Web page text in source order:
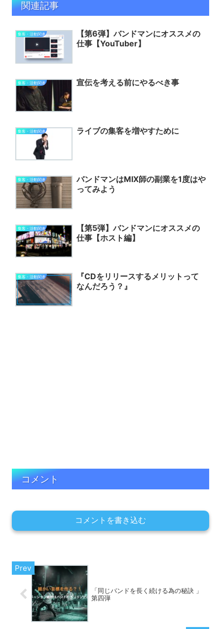
関連記事
集客・活動関連
【第6弾】バンドマンにオススメの
仕事【YouTuber】
集客・活動関連 宣伝を考える前にやるべき事
集客・活動関連 ライブの集客を増やすために
集客・活動関連
バンドマンはMIX師の副業を1度はや
ってみよう
集客・活動関連
【第5弾】バンドマンにオススメの
仕事【ホスト編】
集客・活動関連
『CDをリリースするメリットって
なんだろう？』
コメント
コメントを書き込む
「同じバンドを長く続ける為の秘訣 」
第四弾